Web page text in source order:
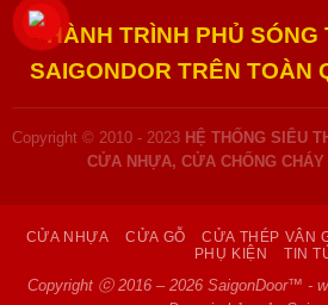
HÀNH TRÌNH PHỦ SÓNG
SAIGONDOR TRÊN TOÀN
Copyright © 2010 - 2023 HỆ THỐNG SIÊU
CỬA NHỰA, CỬA CHỐNG
CỬA NHỰA CỬA GỖ CỬA THÉP VÂN
PHỤ KIỆN
TIN
Copyright ⓒ 2016 – 2026 SaigonDoor™ -